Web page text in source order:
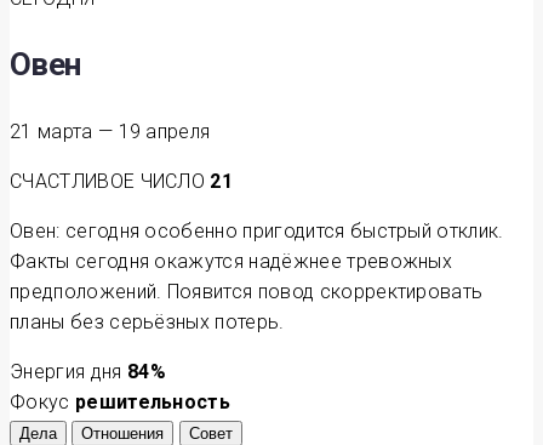
Овен
21 марта — 19 апреля
СЧАСТЛИВОЕ ЧИСЛО 21
Овен: сегодня особенно пригодится быстрый отклик.
Факты сегодня окажутся надёжнее тревожных
предположений. Появится повод скорректировать
планы без серьёзных потерь.
Энергия дня 84%
Фокус решительность
Дела Отношения Совет